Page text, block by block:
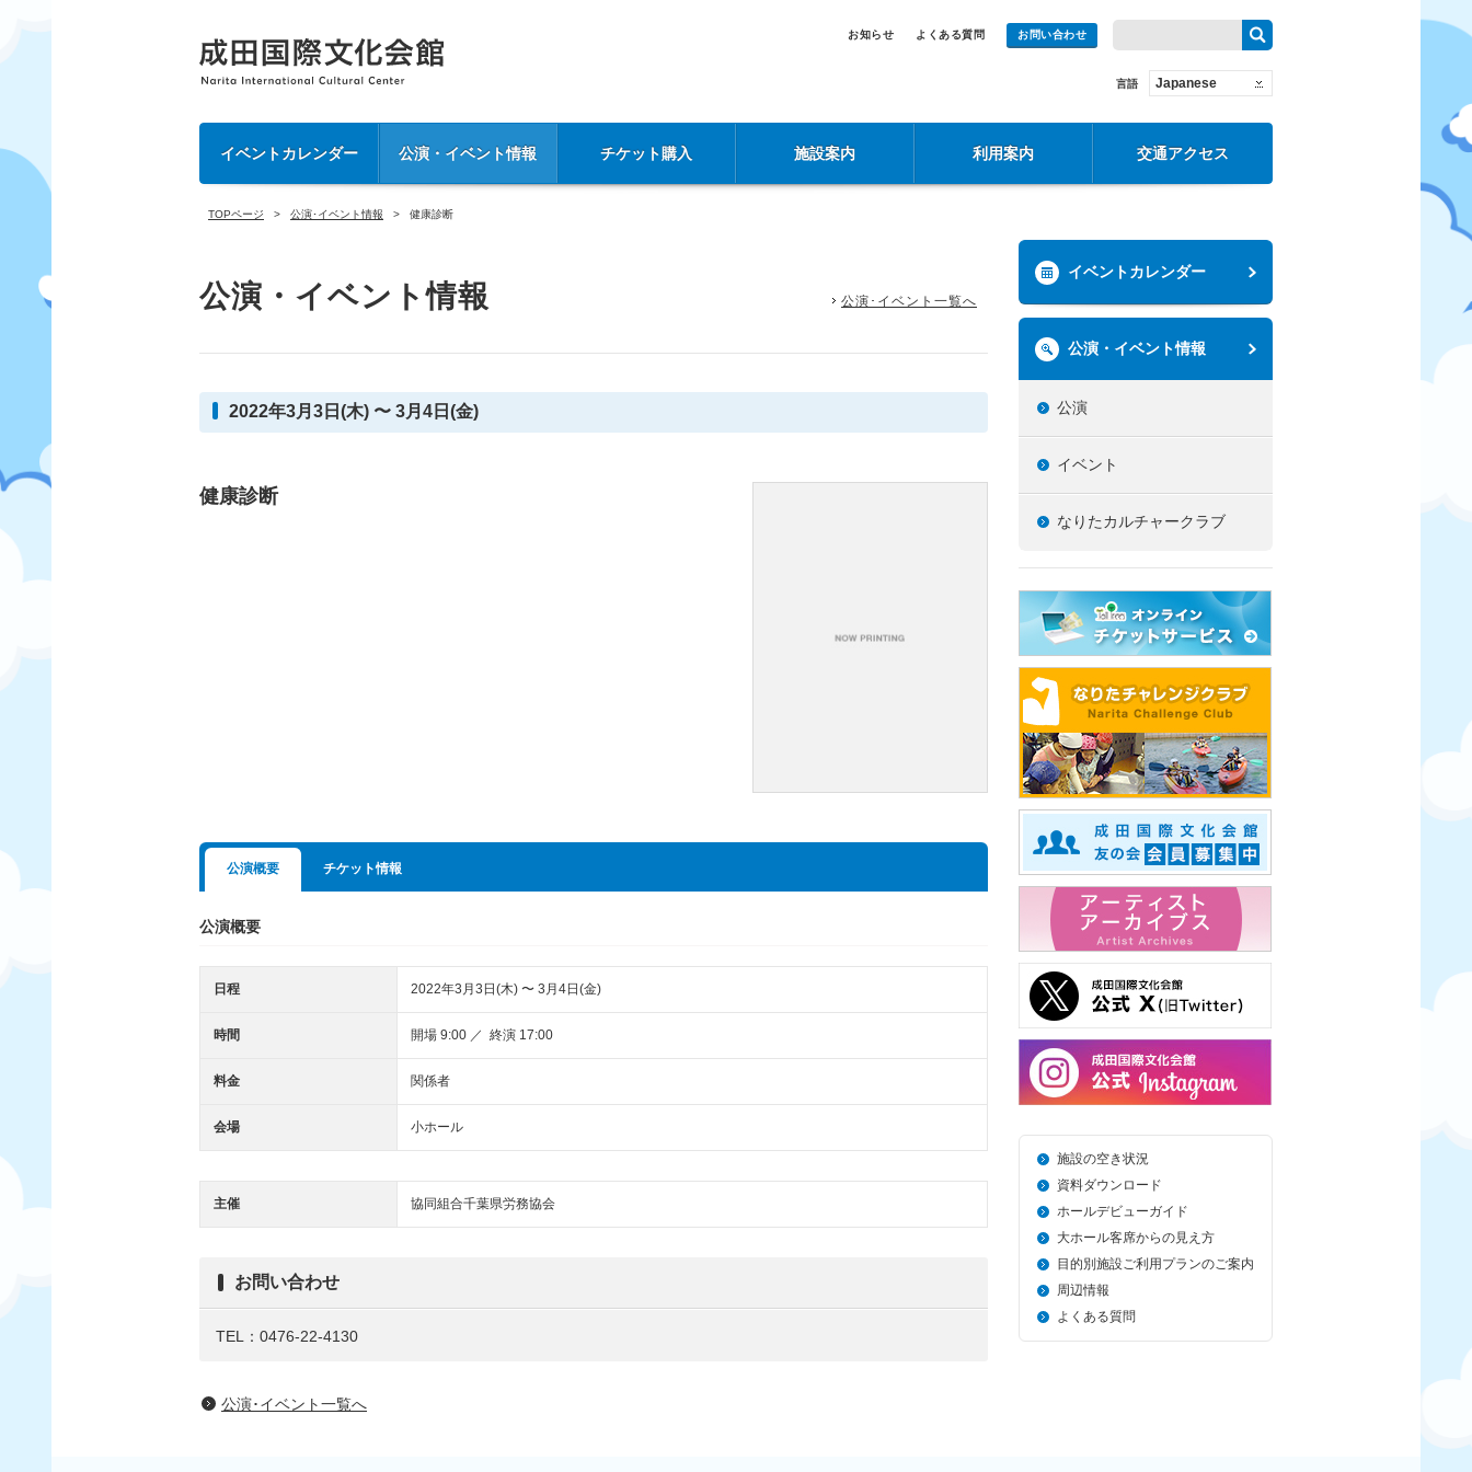
お知らせ よくある質問 お問い合わせ
言語 Japanese
イベントカレンダー 公演・イベント情報 チケット購入 施設案内 利用案内 交通アクセス
TOPページ 公演･イベント情報 健康診断
公演・イベント情報 公演･イベント一覧へ
2022年3月3日(木) 〜 3月4日(金)
健康診断
公演概要 チケット情報
公演概要
日程 2022年3月3日(木) 〜 3月4日(金)
時間 開場 9:00 ／ 終演 17:00
料金 関係者
会場 小ホール
主催 協同組合千葉県労務協会
お問い合わせ
TEL：0476-22-4130
公演･イベント一覧へ
イベントカレンダー
公演・イベント情報
公演
イベント
なりたカルチャークラブ
施設の空き状況
資料ダウンロード
ホールデビューガイド
大ホール客席からの見え方
目的別施設ご利用プランのご案内
周辺情報
よくある質問